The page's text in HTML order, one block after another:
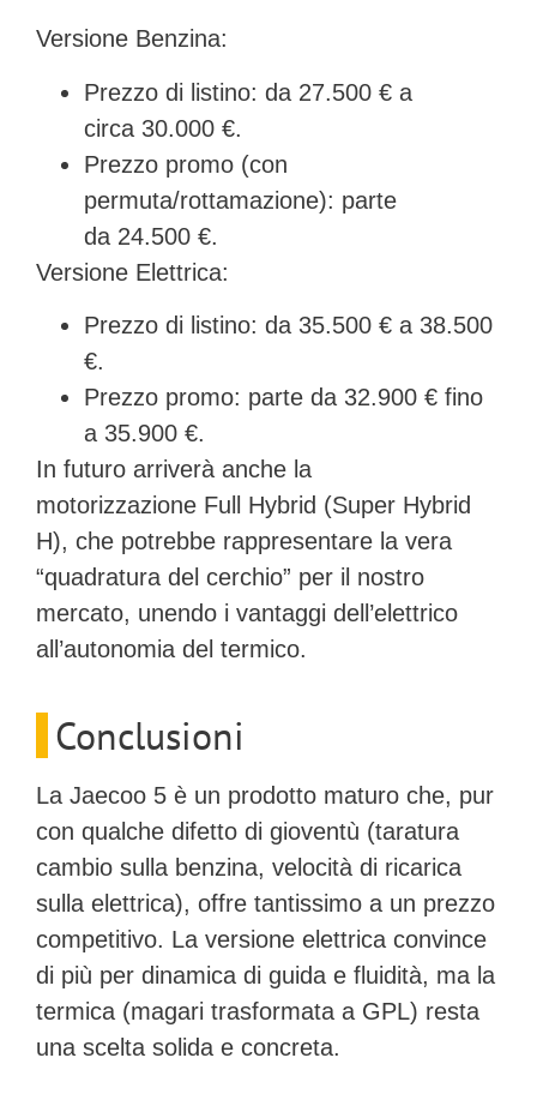
Versione Benzina:
Prezzo di listino: da 27.500 € a
circa 30.000 €.
Prezzo promo (con
permuta/rottamazione): parte
da 24.500 €.
Versione Elettrica:
Prezzo di listino: da 35.500 € a 38.500
€.
Prezzo promo: parte da 32.900 € fino
a 35.900 €.
In futuro arriverà anche la
motorizzazione Full Hybrid (Super Hybrid
H), che potrebbe rappresentare la vera
“quadratura del cerchio” per il nostro
mercato, unendo i vantaggi dell’elettrico
all’autonomia del termico.
Conclusioni
La Jaecoo 5 è un prodotto maturo che, pur
con qualche difetto di gioventù (taratura
cambio sulla benzina, velocità di ricarica
sulla elettrica), offre tantissimo a un prezzo
competitivo. La versione elettrica convince
di più per dinamica di guida e fluidità, ma la
termica (magari trasformata a GPL) resta
una scelta solida e concreta.